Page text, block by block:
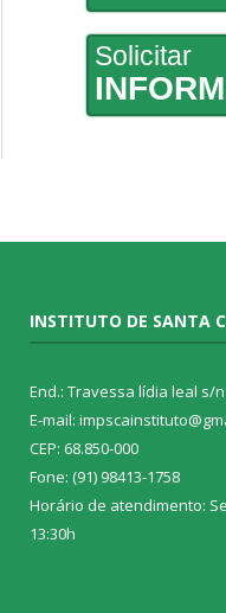
Solicitar
INSTITUTO DE SANTA
End.: Travessa lídia leal s/
E-mail:
CEP: 68.850-000
Fone: (91) 98413-1758
Horário de atendimento:
13:30h